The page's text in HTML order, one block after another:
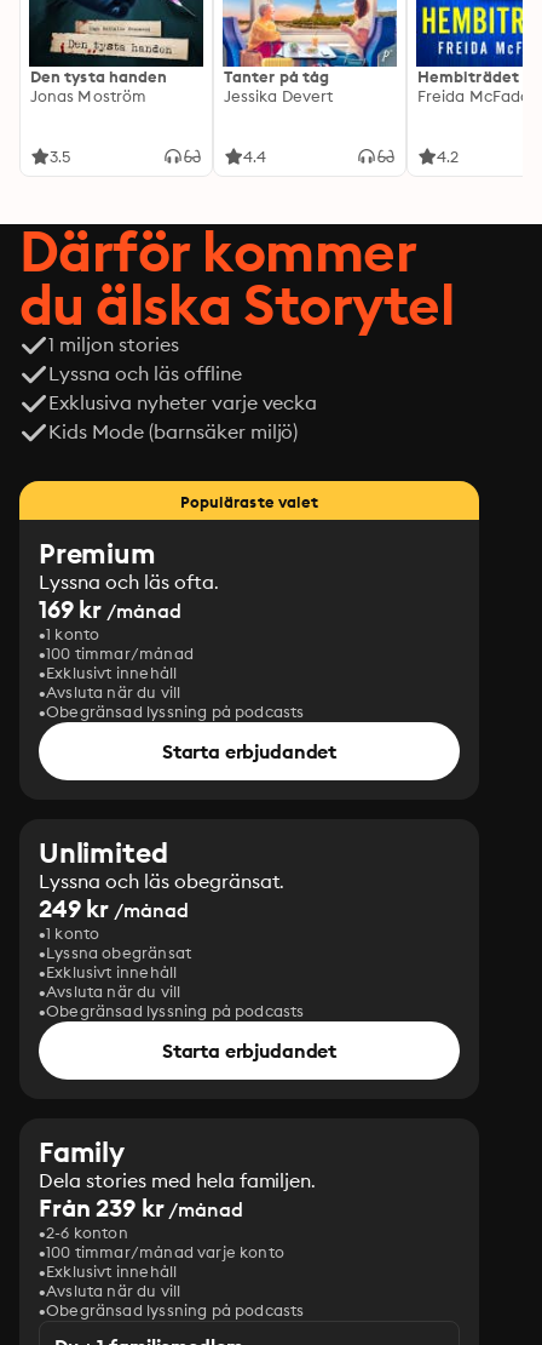
Den tysta handen
Jonas Moström
3.5
Tanter på tåg
Jessika Devert
4.4
Hembiträdet
Freida
4.2
Därför kommer
du älska Storytel
1 miljon stories
Lyssna och läs offline
Exklusiva nyheter varje vecka
Kids Mode (barnsäker miljö)
Populäraste valet
Premium
Lyssna och läs ofta.
169 kr /månad
1 konto
100 timmar/månad
Exklusivt innehåll
Avsluta när du vill
Obegränsad lyssning på podcasts
Starta erbjudandet
Unlimited
Lyssna och läs obegränsat.
249 kr /månad
1 konto
Lyssna obegränsat
Exklusivt innehåll
Avsluta när du vill
Obegränsad lyssning på podcasts
Starta erbjudandet
Family
Dela stories med hela familjen.
Från 239 kr/månad
2-6 konton
100 timmar/månad varje konto
Exklusivt innehåll
Avsluta när du vill
Obegränsad lyssning på podcasts